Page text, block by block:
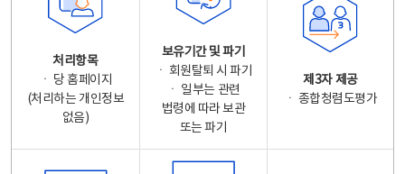
처리항목
ㆍ 당 홈페이지
(처리하는 개인정보
없음)
보유기간 및 파기
ㆍ 회원탈퇴 시 파기
ㆍ 일부는 관련
법령에 따라 보관
또는 파기
제3자 제공
ㆍ 종합청렴도평가